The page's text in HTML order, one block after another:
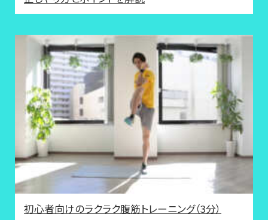
初心者向けのラクラク腹筋トレーニング（3分）